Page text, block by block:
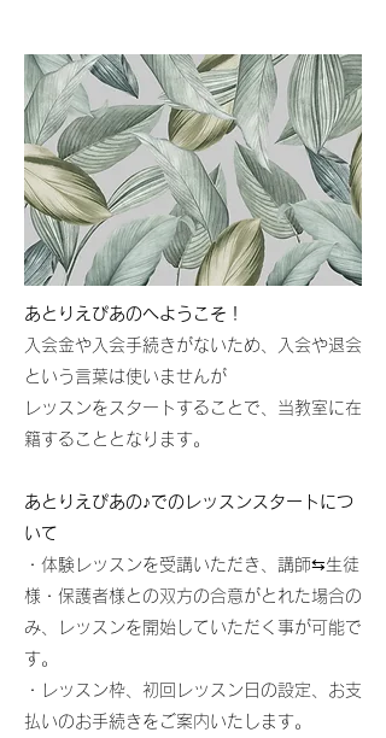
あとりえぴあのへようこそ！
入会金や入会手続きがないため、入会や退会
という言葉は使いませんが
レッスンをスタートすることで、当教室に在
籍することとなります。
あとりえぴあの♪でのレッスンスタートにつ
いて
・体験レッスンを受講いただき、講師⇆生徒
様・保護者様との双方の合意がとれた場合の
み、レッスンを開始していただく事が可能で
す。
・レッスン枠、初回レッスン日の設定、お支
払いのお手続きをご案内いたします。